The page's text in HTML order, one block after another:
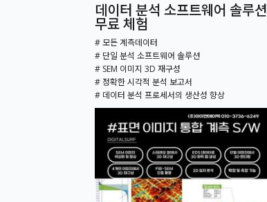
데이터 분석 소프트웨어 솔루션
무료 체험
# 모든 계측데이터
# 단일 분석 소프트웨어 솔루션
# SEM 이미지 3D 재구성
# 정확한 시각적 분석 보고서
# 데이터 분석 프로세서의 생산성 향상